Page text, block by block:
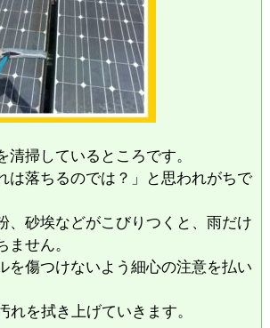
清掃しているところです。
は落ちるのでは？」と思われがちで
、砂埃などがこびりつくと、雨だけ
ません。
を傷つけないよう細心の注意を払い
れを拭き上げていきます。